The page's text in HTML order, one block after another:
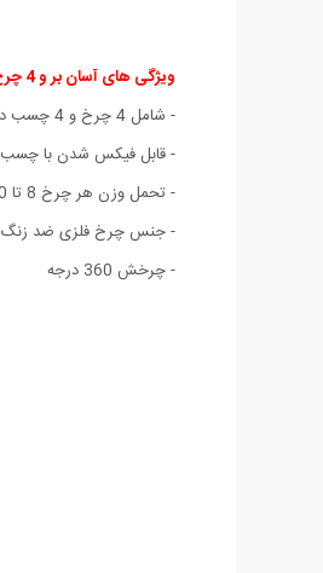
ویژگی های آسان بر و 4 چرخ متحرک:
- شامل 4 چرخ و 4 چسب دو طرفه مخصوص
- قابل فیکس شدن با چسب 2 طرفه و پیچ
- تحمل وزن هر چرخ 8 تا 10 کیلو
- جنس چرخ فلزی ضد زنگ
- چرخش 360 درجه